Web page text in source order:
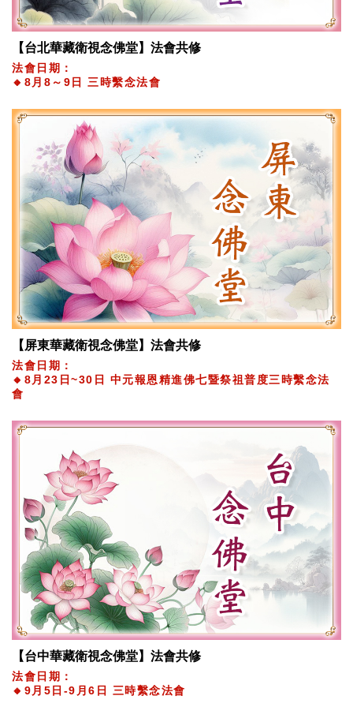
【台北華藏衛視念佛堂】法會共修
法會日期：
🔸8月8～9日 三時繫念法會
【屏東華藏衛視念佛堂】法會共修
法會日期：
🔸8月23日~30日 中元報恩精進佛七暨祭祖普度三時繫念法
會
【台中華藏衛視念佛堂】法會共修
法會日期：
🔸9月5日-9月6日 三時繫念法會